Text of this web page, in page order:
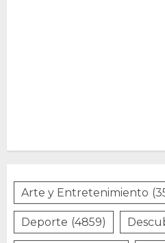
Arte y Entretenimiento
Deporte (4859)